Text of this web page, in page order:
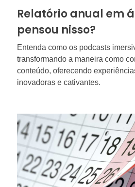
Relatório anual em
pensou nisso?
Entenda como os podcasts
transformando a maneira como
conteúdo, oferecendo
inovadoras e cativantes.